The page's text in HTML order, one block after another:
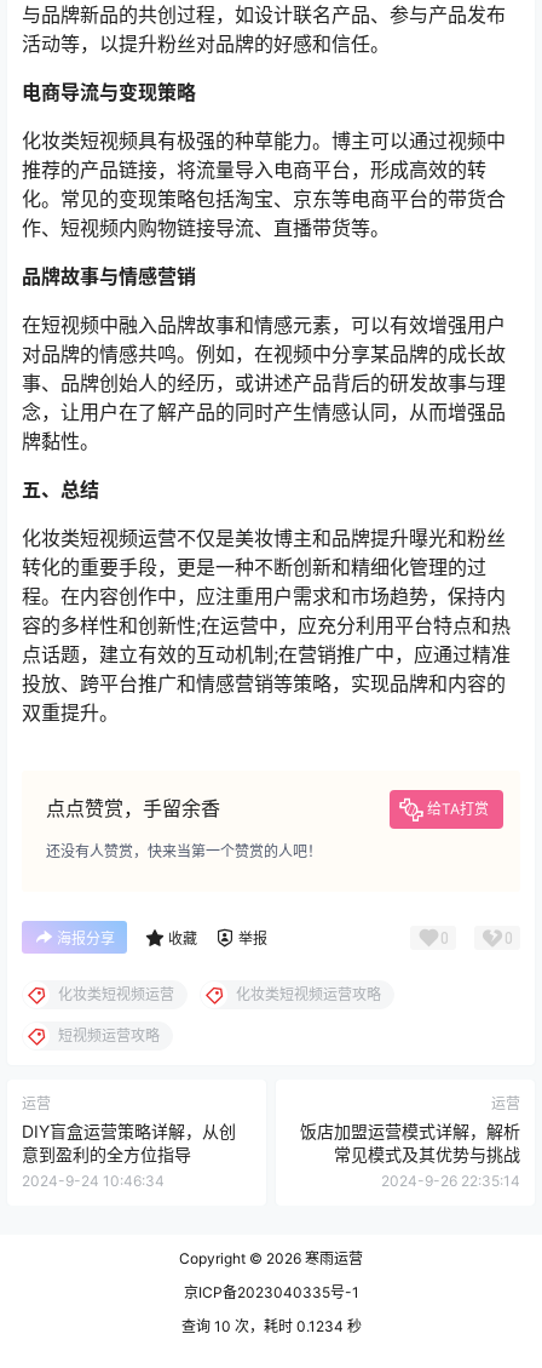
与品牌新品的共创过程，如设计联名产品、参与产品发布
活动等，以提升粉丝对品牌的好感和信任。
电商导流与变现策略
化妆类短视频具有极强的种草能力。博主可以通过视频中
推荐的产品链接，将流量导入电商平台，形成高效的转
化。常见的变现策略包括淘宝、京东等电商平台的带货合
作、短视频内购物链接导流、直播带货等。
品牌故事与情感营销
在短视频中融入品牌故事和情感元素，可以有效增强用户
对品牌的情感共鸣。例如，在视频中分享某品牌的成长故
事、品牌创始人的经历，或讲述产品背后的研发故事与理
念，让用户在了解产品的同时产生情感认同，从而增强品
牌黏性。
五、总结
化妆类短视频运营不仅是美妆博主和品牌提升曝光和粉丝
转化的重要手段，更是一种不断创新和精细化管理的过
程。在内容创作中，应注重用户需求和市场趋势，保持内
容的多样性和创新性;在运营中，应充分利用平台特点和热
点话题，建立有效的互动机制;在营销推广中，应通过精准
投放、跨平台推广和情感营销等策略，实现品牌和内容的
双重提升。
点点赞赏，手留余香 给TA打赏
还没有人赞赏，快来当第一个赞赏的人吧！
海报分享 收藏 举报 0 0
化妆类短视频运营 化妆类短视频运营攻略
短视频运营攻略
运营
DIY盲盒运营策略详解，从创
意到盈利的全方位指导
2024-9-24 10:46:34
运营
饭店加盟运营模式详解，解析
常见模式及其优势与挑战
2024-9-26 22:35:14
Copyright © 2026 寒雨运营
京ICP备2023040335号-1
查询 10 次，耗时 0.1234 秒